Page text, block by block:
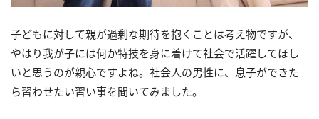
子どもに対して親が過剰な期待を抱くことは考え物ですが、
やはり我が子には何か特技を身に着けて社会で活躍してほし
いと思うのが親心ですよね。社会人の男性に、息子ができた
ら習わせたい習い事を聞いてみました。